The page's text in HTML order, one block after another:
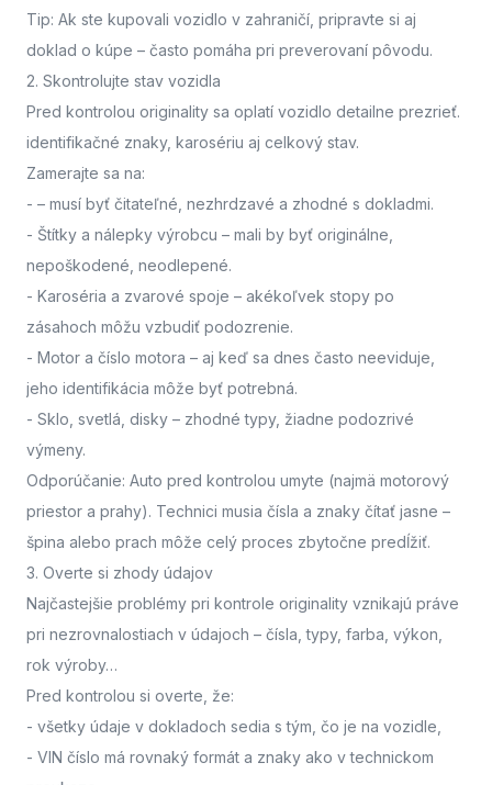
Tip: Ak ste kupovali vozidlo v zahraničí, pripravte si aj
doklad o kúpe – často pomáha pri preverovaní pôvodu.
2. Skontrolujte stav vozidla
Pred kontrolou originality sa oplatí vozidlo detailne prezrieť.
identifikačné znaky, karosériu aj celkový stav.
Zamerajte sa na:
- – musí byť čitateľné, nezhrdzavé a zhodné s dokladmi.
- Štítky a nálepky výrobcu – mali by byť originálne,
nepoškodené, neodlepené.
- Karoséria a zvarové spoje – akékoľvek stopy po
zásahoch môžu vzbudiť podozrenie.
- Motor a číslo motora – aj keď sa dnes často neeviduje,
jeho identifikácia môže byť potrebná.
- Sklo, svetlá, disky – zhodné typy, žiadne podozrivé
výmeny.
Odporúčanie: Auto pred kontrolou umyte (najmä motorový
priestor a prahy). Technici musia čísla a znaky čítať jasne –
špina alebo prach môže celý proces zbytočne predĺžiť.
3. Overte si zhody údajov
Najčastejšie problémy pri kontrole originality vznikajú práve
pri nezrovnalostiach v údajoch – čísla, typy, farba, výkon,
rok výroby…
Pred kontrolou si overte, že:
- všetky údaje v dokladoch sedia s tým, čo je na vozidle,
- VIN číslo má rovnaký formát a znaky ako v technickom